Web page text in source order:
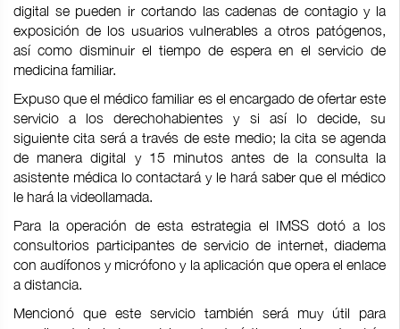
digital se pueden ir cortando las cadenas de contagio y la
exposición de los usuarios vulnerables a otros patógenos,
así como disminuir el tiempo de espera en el servicio de
medicina familiar.
Expuso que el médico familiar es el encargado de ofertar este
servicio a los derechohabientes y si así lo decide, su
siguiente cita será a través de este medio; la cita se agenda
de manera digital y 15 minutos antes de la consulta la
asistente médica lo contactará y le hará saber que el médico
le hará la videollamada.
Para la operación de esta estrategia el IMSS dotó a los
consultorios participantes de servicio de internet, diadema
con audífonos y micrófono y la aplicación que opera el enlace
a distancia.
Mencionó que este servicio también será muy útil para